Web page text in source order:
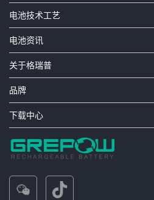
电池技术工艺
电池资讯
关于格瑞普
品牌
下载中心